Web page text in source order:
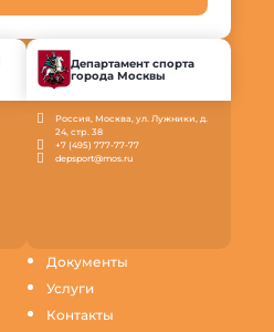
Документы
Услуги
Контакты
Департамент спорта
города Москвы
Россия, Москва, ул. Лужники, д.
24, стр. 38
+7 (495) 777-77-77
depsport@mos.ru